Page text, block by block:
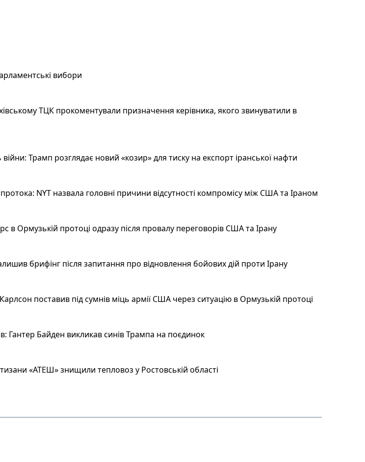
вибори
ТЦК прокоментували призначення керівника, якого звинуватили в
Трамп розглядає новий «козир» для тиску на експорт іранської нафти
NYT назвала головні причини відсутності компромісу між США та Іраном
Ормузькій протоці одразу після провалу переговорів США та Ірану
брифінг після запитання про відновлення бойових дій проти Ірану
поставив під сумнів міць армії США через ситуацію в Ормузькій протоці
Гантер Байден викликав синів Трампа на поєдинок
«АТЕШ» знищили тепловоз у Ростовській області